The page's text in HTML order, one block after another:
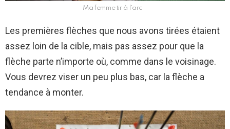
Ma femme tir à l’arc
Les premières flèches que nous avons tirées étaient
assez loin de la cible, mais pas assez pour que la
flèche parte n’importe où, comme dans le voisinage.
Vous devrez viser un peu plus bas, car la flèche a
tendance à monter.